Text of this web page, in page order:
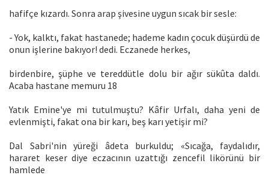
hafifçe kızardı. Sonra arap şivesine uygun sıcak bir sesle:
- Yok, kalktı, fakat hastanede; hademe kadın çocuk düşürdü de
onun işlerine bakıyor! dedi. Eczanede herkes,
birdenbire, şüphe ve tereddütle dolu bir ağır sükûta daldı.
Acaba hastane memuru 18
Yatık Emine'ye mi tutulmuştu? Kâfir Urfalı, daha yeni de
evlenmişti, fakat ona bir karı, beş karı yetişir mi?
Dal Sabri'nin yüreği âdeta burkuldu; «Sıcağa, faydalıdır,
hararet keser diye eczacının uzattığı zencefil likörünü bir
hamlede